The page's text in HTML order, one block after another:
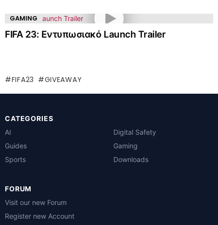
GAMING
FIFA 23: Εντυπωσιακό Launch Trailer
FIFA23 GIVEAWAY
CATEGORIES
AI
Digital Safety
Guides
Gaming
Sports
Downloads
FORUM
Visit our new Forum
Register new Account